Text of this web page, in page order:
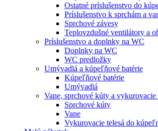
Ostatné príslušenstvo do
Príslušenstvo k sprchám a
Sprchové závesy
Teplovzdušné ventilátory a
Príslušenstvo a doplnky na WC
Doplnky na WC
WC predložky
Umývadlá a kúpeľňové batérie
Kúpeľňové batérie
Umývadlá
Vane, sprchové kúty a vykurovacie
Sprchové kúty
Vane
Vykurovacie telesá do